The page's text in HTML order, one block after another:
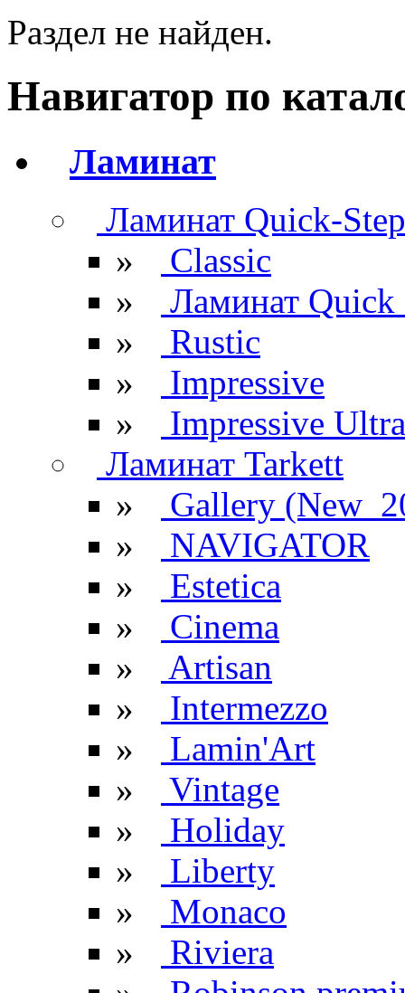
Раздел не найден.
Навигатор по
Ламинат
Ламинат Quick-Step
»
Classic
»
Ламинат Quick
»
Rustic
»
Impressive
»
Impressive Ultra
Ламинат Tarkett
»
Gallery
»
NAVIGATOR
»
Estetica
»
Cinema
»
Artisan
»
Intermezzo
»
Lamin'Art
»
Vintage
»
Holiday
»
Liberty
»
Monaco
»
Riviera